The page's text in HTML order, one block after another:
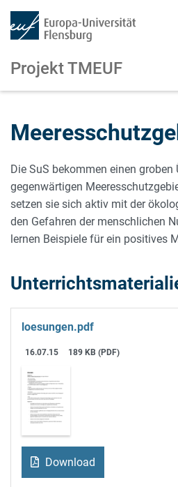
Zum Hauptinhalt springen
Zur Navigation springen
Projekt TMEUF
Die SuS bekommen einen groben
gegenwärtigen
setzen sie sich aktiv mit der
den Gefahren der menschlichen
lernen Beispiele für ein positives
loesungen.pdf
16.07.15 189 KB (PDF)
Download